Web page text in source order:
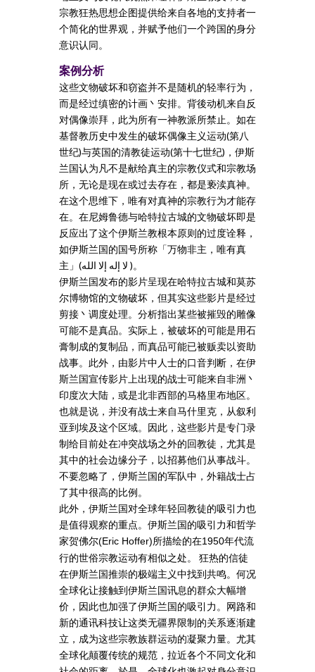
宗教狂热思想企图提供给来自各地的支持者一
个简化的世界观，并赋予他们一个跨国的身分
意识认同。
案例分析
这些文物破坏和窃盗并不是随机的轻率行为，
而是经过缜密的计画丶安排。背後动机来自反
对偶像崇拜，此为所有一神教派所禁止。如在
基督教历史中发生的破坏偶像主义运动(第八
世纪)与英国的清教徒运动(第十七世纪)，伊斯
兰国认为凡不是献给真主的宗教仪式和宗教场
所，无论是现在或过去存在，都是亵渎真神。
在这个思维下，唯有对真神的宗教行为才能存
在。在尼姆鲁德与哈特拉古城的文物破坏即是
反应出了这个伊斯兰教根本原则的过度诠释，
如伊斯兰国的国号所称「万物非主，唯有真
主」(لا إله إلا الله )。
伊斯兰国发布的影片呈现在哈特拉古城和莫苏
尔博物馆的文物破坏，但其实这些影片是经过
剪接丶调度处理。分析指出某些被摧毁的雕像
可能不是真品。实际上，被破坏的可能是用石
膏制成的复制品，而真品可能已被贩卖以资助
战事。此外，由影片中人士的口音判断，在伊
斯兰国宣传影片上出现的战士可能来自非洲丶
印度次大陆，或是北非西部的马格里布地区。
也就是说，并没有战士来自马什里克，从叙利
亚到埃及这个区域。因此，这些影片是专门录
制给目前处在冲突战场之外的回教徒，尤其是
其中的社会边缘分子，以招募他们从事战斗。
不要忽略了，伊斯兰国的军队中，外籍战士占
了其中很高的比例。
此外，伊斯兰国对全球年轻回教徒的吸引力也
是值得观察的重点。伊斯兰国的吸引力和哲学
家贺佛尔(Eric Hoffer)所描绘的在1950年代流
行的世俗宗教运动有相似之处。 狂热的信徒
在伊斯兰国推崇的极端主义中找到共鸣。何况
全球化让接触到伊斯兰国讯息的群众大幅增
价，因此也加强了伊斯兰国的吸引力。网路和
新的通讯科技让这类无疆界限制的关系逐渐建
立，成为这些宗教族群运动的凝聚力量。尤其
全球化颠覆传统的规范，拉近各个不同文化和